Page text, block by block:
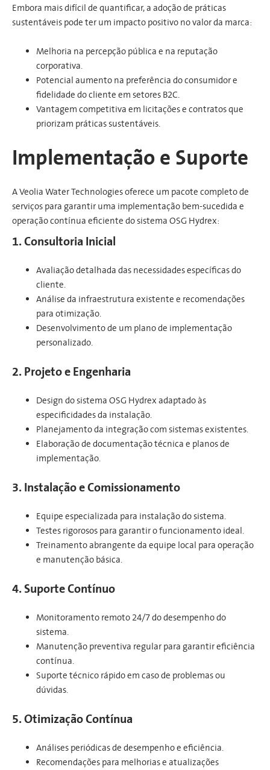
Embora mais difícil de quantificar, a adoção de práticas
sustentáveis pode ter um impacto positivo no valor da marca:
Melhoria na percepção pública e na reputação
corporativa.
Potencial aumento na preferência do consumidor e
fidelidade do cliente em setores B2C.
Vantagem competitiva em licitações e contratos que
priorizam práticas sustentáveis.
Implementação e Suporte
A Veolia Water Technologies oferece um pacote completo de
serviços para garantir uma implementação bem-sucedida e
operação contínua eficiente do sistema OSG Hydrex:
1. Consultoria Inicial
Avaliação detalhada das necessidades específicas do
cliente.
Análise da infraestrutura existente e recomendações
para otimização.
Desenvolvimento de um plano de implementação
personalizado.
2. Projeto e Engenharia
Design do sistema OSG Hydrex adaptado às
especificidades da instalação.
Planejamento da integração com sistemas existentes.
Elaboração de documentação técnica e planos de
implementação.
3. Instalação e Comissionamento
Equipe especializada para instalação do sistema.
Testes rigorosos para garantir o funcionamento ideal.
Treinamento abrangente da equipe local para operação
e manutenção básica.
4. Suporte Contínuo
Monitoramento remoto 24/7 do desempenho do
sistema.
Manutenção preventiva regular para garantir eficiência
contínua.
Suporte técnico rápido em caso de problemas ou
dúvidas.
5. Otimização Contínua
Análises periódicas de desempenho e eficiência.
Recomendações para melhorias e atualizações